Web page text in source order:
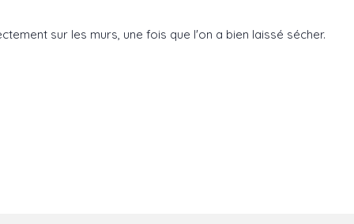
sur les murs, une fois que l'on a bien laissé sécher.